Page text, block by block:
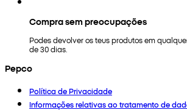
Compra sem preocupações
Podes devolver os teus produtos em
de 30 dias.
Pepco
Política de Privacidade
Informações relativas ao tratamento de